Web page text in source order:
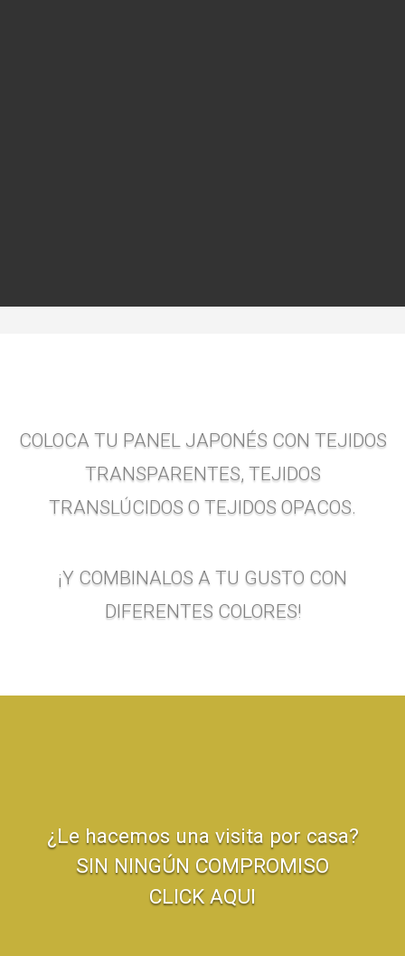
COLOCA TU PANEL JAPONÉS CON TEJIDOS
TRANSPARENTES, TEJIDOS
TRANSLÚCIDOS O TEJIDOS OPACOS.
¡Y COMBINALOS A TU GUSTO CON
DIFERENTES COLORES!
¿Le hacemos una visita por casa?
SIN NINGÚN COMPROMISO
CLICK AQUI